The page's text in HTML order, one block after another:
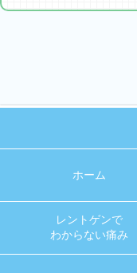
ホーム
レントゲンで
わからない痛み